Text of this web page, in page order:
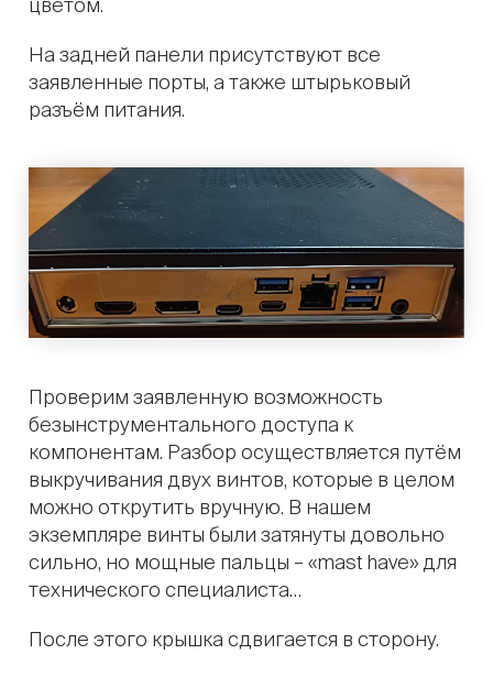
цветом.
На задней панели присутствуют все
заявленные порты, а также штырьковый
разъём питания.
Проверим заявленную возможность
безынструментального доступа к
компонентам. Разбор осуществляется путём
выкручивания двух винтов, которые в целом
можно открутить вручную. В нашем
экземпляре винты были затянуты довольно
сильно, но мощные пальцы – «mast have» для
технического специалиста…
После этого крышка сдвигается в сторону.